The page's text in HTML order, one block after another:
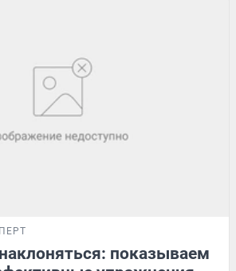
показываем